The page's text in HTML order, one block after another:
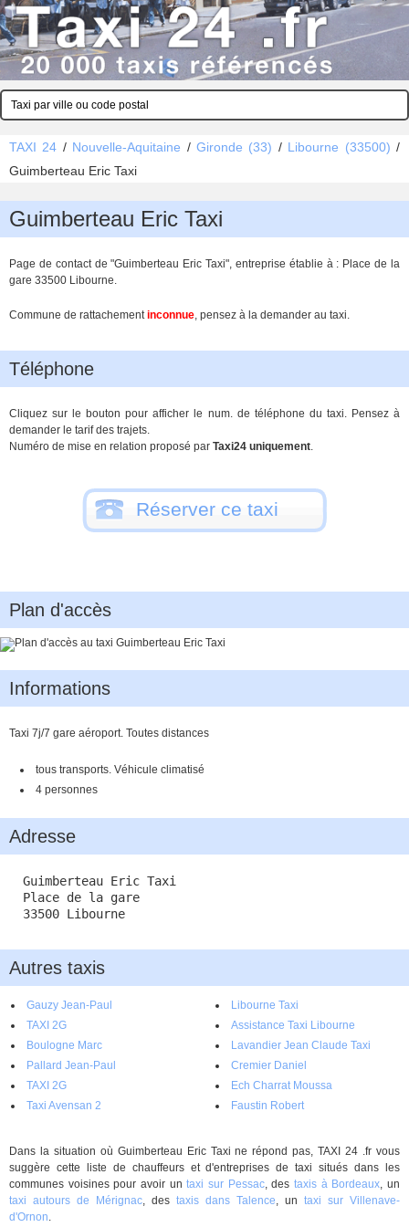
TAXI 24 / Nouvelle-Aquitaine /Gironde (33) / Libourne (33500) /
Guimberteau Eric Taxi
Guimberteau Eric Taxi
Page de contact de "Guimberteau Eric Taxi", entreprise établie à : Place de la
gare 33500 Libourne.
Commune de rattachementinconnue, pensez à la demander au taxi.
Téléphone
Cliquez sur le bouton pour afficher le num. de téléphone du taxi. Pensez à
demander le tarif des trajets.
Numéro de mise en relation proposé par Taxi24 uniquement.
Réserver ce taxi
Plan d'accès
Informations
Taxi 7j/7 gare aéroport. Toutes distances
tous transports. Véhicule climatisé
4 personnes
Adresse
Guimberteau Eric Taxi
Place de la gare
33500 Libourne
Autres taxis
Gauzy Jean-Paul
Libourne Taxi
TAXI 2G
Assistance Taxi Libourne
Boulogne Marc
Lavandier Jean Claude Taxi
Pallard Jean-Paul
Cremier Daniel
TAXI 2G
Ech Charrat Moussa
Taxi Avensan 2
Faustin Robert
Dans la situation où Guimberteau Eric Taxi ne répond pas, TAXI 24 .fr vous
suggère cette liste de chauffeurs et d'entreprises de taxi situés dans les
communes voisines pour avoir untaxi sur Pessac, destaxis à Bordeaux, un
taxi autours de Mérignac, des taxis dans Talence, un taxi sur Villenave-
d'Ornon.